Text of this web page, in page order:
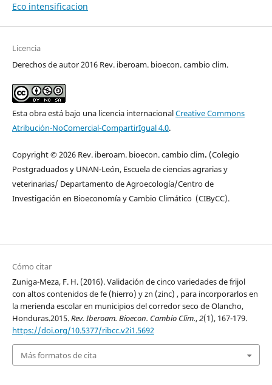
Eco intensificacion
Licencia
Derechos de autor 2016 Rev. iberoam. bioecon. cambio clim.
Esta obra está bajo una licencia internacionalCreative Commons
Atribución-NoComercial-CompartirIgual 4.0.
Copyright © 2026 Rev. iberoam. bioecon. cambio clim. (Colegio
Postgraduados y UNAN-León, Escuela de ciencias agrarias y
veterinarias/ Departamento de Agroecología/Centro de
Investigación en Bioeconomía y Cambio Climático (CIByCC).
Cómo citar
Zuniga-Meza, F. H. (2016). Validación de cinco variedades de frijol
con altos contenidos de fe (hierro) y zn (zinc) , para incorporarlos en
la merienda escolar en municipios del corredor seco de Olancho,
Honduras.2015.Rev. Iberoam. Bioecon. Cambio Clim.,2(1), 167-179.
https://doi.org/10.5377/ribcc.v2i1.5692
Más formatos de cita